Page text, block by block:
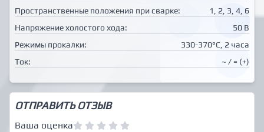
Пространственные положения при сварке:
1, 2, 3, 4, 6
Напряжение холостого хода:
50 В
Режимы прокалки:
330-370°С, 2 часа
Ток:
~ / = (+)
ОТПРАВИТЬ ОТЗЫВ
Ваша оценка